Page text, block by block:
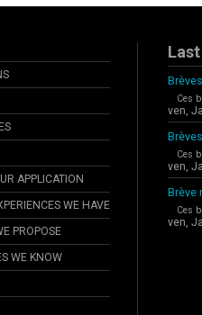
APPLICATION
WE HAVE
PROPOSE
WE KNOW
Ces
ven,
Ces
ven,
Brève
Ces
ven,